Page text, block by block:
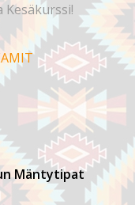
Mäntytipat